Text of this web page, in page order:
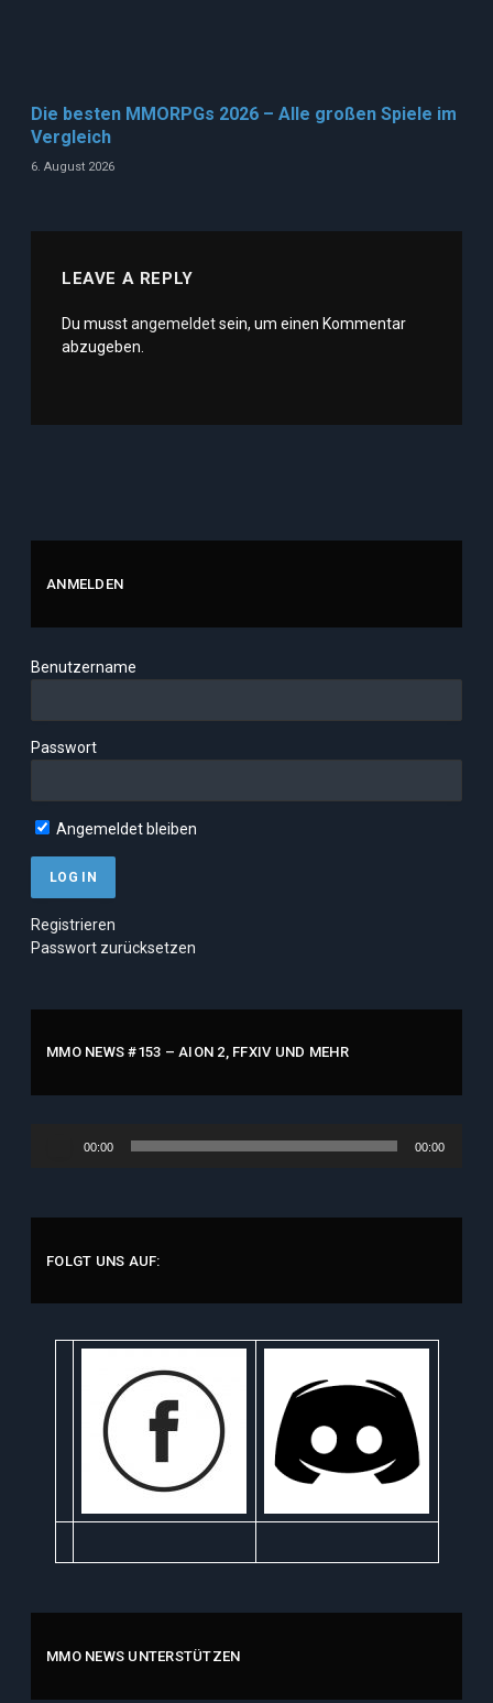
Die besten MMORPGs 2026 – Alle großen Spiele im
Vergleich
6. August 2026
LEAVE A REPLY
Du musstangemeldetsein, um einen Kommentar
abzugeben.
ANMELDEN
Benutzername
Passwort
Angemeldet bleiben
Registrieren
Passwort zurücksetzen
MMO NEWS #153 – AION 2, FFXIV UND MEHR
00:00 00:00
FOLGT UNS AUF:
MMO NEWS UNTERSTÜTZEN